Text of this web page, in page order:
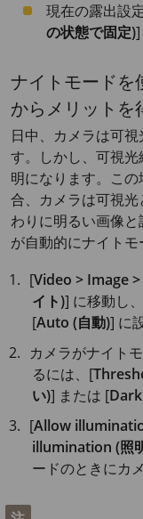
現在の露出設
の状態で固定)]
ナイトモードを
からメリットを
日中、カメラは可
す。しかし、可視
明になります。こ
合、カメラは可視
わりに明るい画像
が自動的にナイトモ
[Video > Image
イト)] に移動し
[Auto (自動)] に
カメラがナイト
るには、[
い)] または [
[Allow
illumination (照
ードのときにカ